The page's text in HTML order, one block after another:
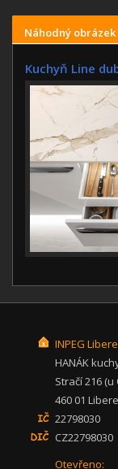
Náhodný obrázek
Kuchyň Line
INPEG
HANÁK
Stračí 216 (u
460 01
22798030
CZ22798030
Otevřeno: